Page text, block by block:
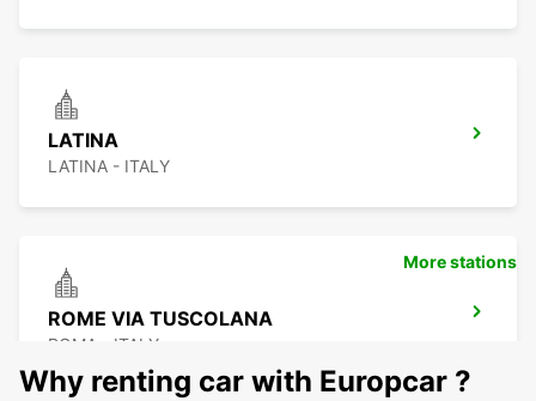
LATINA
LATINA - ITALY
ROME VIA TUSCOLANA
ROMA - ITALY
More stations
Why renting car with Europcar ?